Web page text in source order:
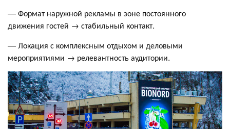
— Формат наружной рекламы в зоне постоянного
движения гостей → стабильный контакт.
— Локация с комплексным отдыхом и деловыми
мероприятиями → релевантность аудитории.